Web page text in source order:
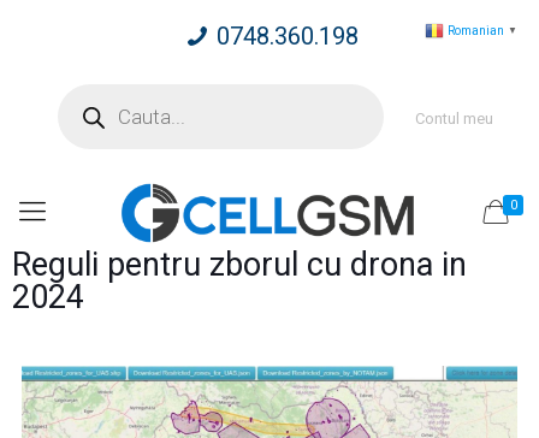
0748.360.198
search
Contul meu
0
Reguli pentru zborul cu drona in
2024
Romanian ▼